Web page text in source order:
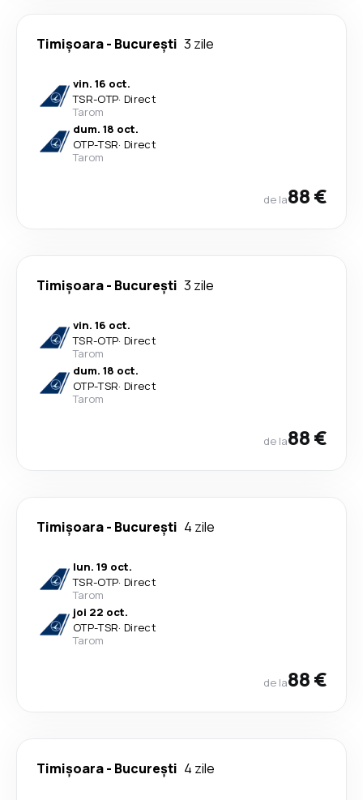
Timișoara- București 3 zile
vin. 16 oct.
TSR-OTP· Direct
Tarom
dum. 18 oct.
OTP-TSR· Direct
Tarom
de la88 €
Timișoara- București 3 zile
vin. 16 oct.
TSR-OTP· Direct
Tarom
dum. 18 oct.
OTP-TSR· Direct
Tarom
de la88 €
Timișoara- București 4 zile
lun. 19 oct.
TSR-OTP· Direct
Tarom
joi 22 oct.
OTP-TSR· Direct
Tarom
de la88 €
Timișoara- București 4 zile